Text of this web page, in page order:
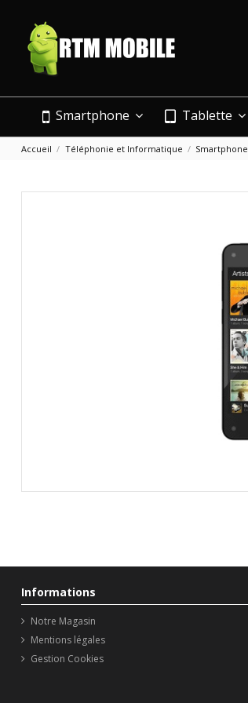
Smartphone Tablette
Accueil Téléphonie et Informatique Smartphone
Informations
Notre Magasin
Mentions légales
Gestion Cookies